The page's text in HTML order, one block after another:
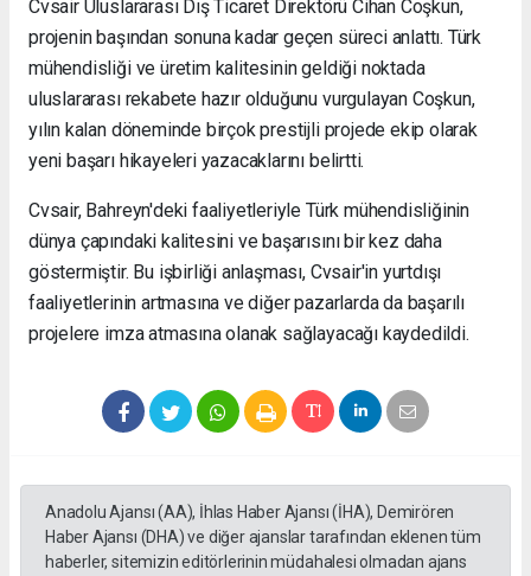
Cvsair Uluslararası Dış Ticaret Direktörü Cihan Coşkun,
projenin başından sonuna kadar geçen süreci anlattı. Türk
mühendisliği ve üretim kalitesinin geldiği noktada
uluslararası rekabete hazır olduğunu vurgulayan Coşkun,
yılın kalan döneminde birçok prestijli projede ekip olarak
yeni başarı hikayeleri yazacaklarını belirtti.
Cvsair, Bahreyn'deki faaliyetleriyle Türk mühendisliğinin
dünya çapındaki kalitesini ve başarısını bir kez daha
göstermiştir. Bu işbirliği anlaşması, Cvsair'in yurtdışı
faaliyetlerinin artmasına ve diğer pazarlarda da başarılı
projelere imza atmasına olanak sağlayacağı kaydedildi.
Anadolu Ajansı (AA), İhlas Haber Ajansı (İHA), Demirören
Haber Ajansı (DHA) ve diğer ajanslar tarafından eklenen tüm
haberler, sitemizin editörlerinin müdahalesi olmadan ajans